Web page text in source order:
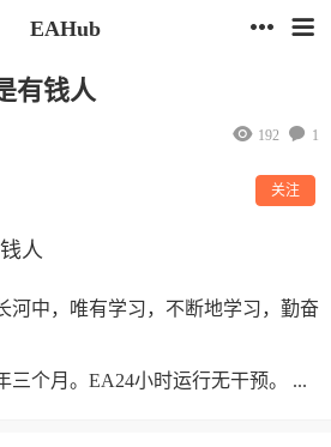
EAHub
有钱人
1
192
关注
人
河中，唯有学习，不断地学习，勤奋
三个月。EA24小时运行无干预。 ...